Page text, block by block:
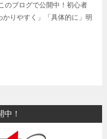
のブログで公開中！初心者
りやすく」「具体的に」明
！